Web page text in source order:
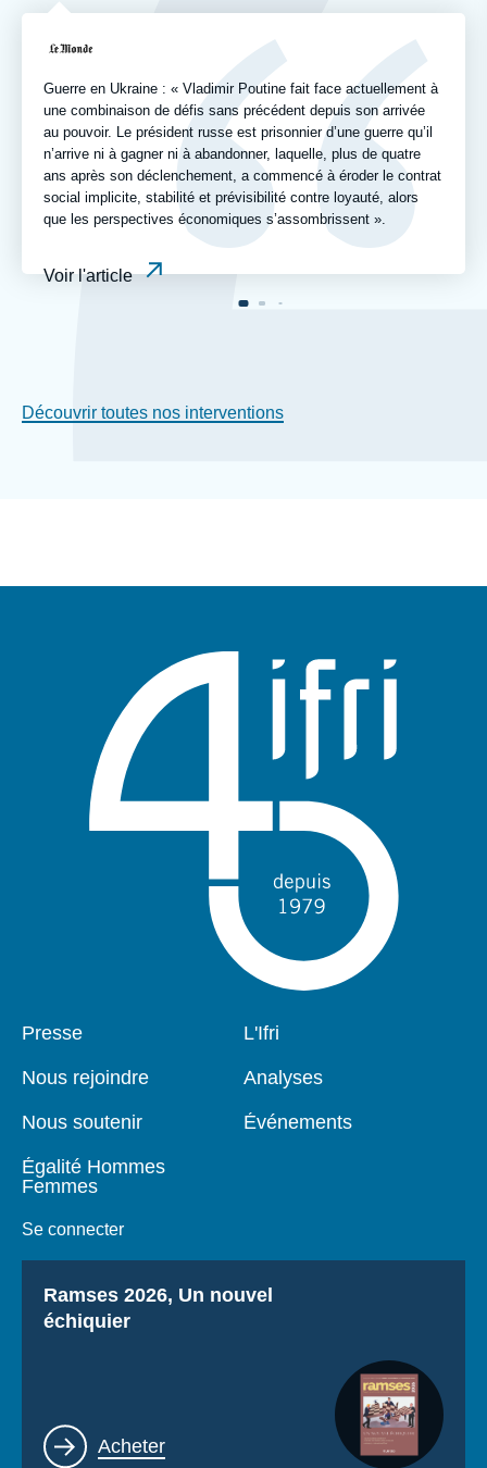
Logo
Guerre en Ukraine : « Vladimir Poutine fait face actuellement à
une combinaison de défis sans précédent depuis son arrivée
au pouvoir. Le président russe est prisonnier d’une guerre qu’il
n’arrive ni à gagner ni à abandonner, laquelle, plus de quatre
ans après son déclenchement, a commencé à éroder le contrat
social implicite, stabilité et prévisibilité contre loyauté, alors
que les perspectives économiques s’assombrissent ».
Voir l'article
Découvrir toutes nos interventions
Pied
page
Presse
Nous rejoindre
Nous soutenir
Égalité Hommes
Femmes
Se connecter
Navigation
L'Ifri
Analyses
Événements
Titre
Ramses 2026, Un nouvel
échiquier
Lien
Acheter